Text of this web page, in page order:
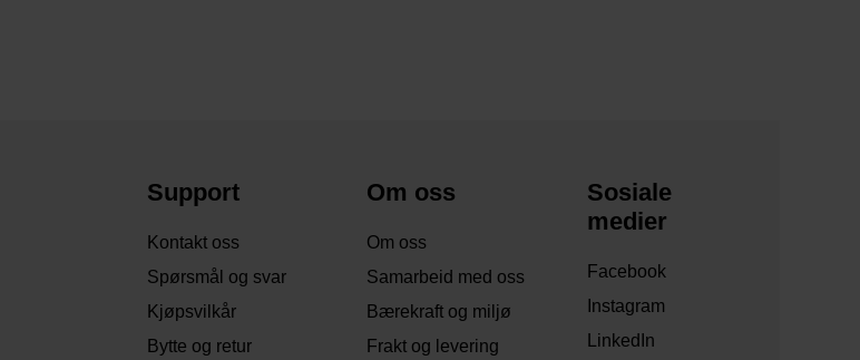
Support
Kontakt oss
Spørsmål og svar
Kjøpsvilkår
Bytte og retur
Om oss
Om oss
Samarbeid med oss
Bærekraft og miljø
Frakt og levering
Sosiale
medier
Facebook
Instagram
LinkedIn